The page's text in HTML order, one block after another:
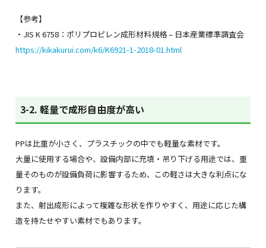
【参考】
・JIS K 6758：ポリプロピレン成形材料規格 – 日本産業標準調査会
https://kikakurui.com/k6/K6921-1-2018-01.html
3-2. 軽量で成形自由度が高い
PPは比重が小さく、プラスチックの中でも軽量な素材です。
大量に使用する場合や、設備内部に充填・吊り下げる用途では、重
量そのものが設備負荷に影響するため、この軽さは大きな利点にな
ります。
また、射出成形によって複雑な形状を作りやすく、用途に応じた構
造を持たせやすい素材でもあります。